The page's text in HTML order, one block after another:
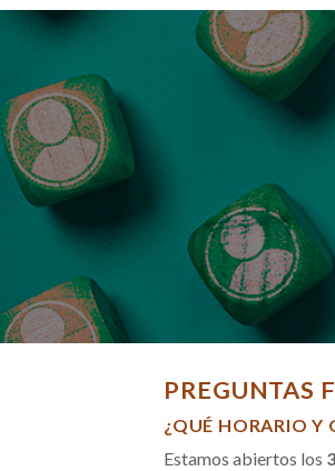
PREGUNTAS
¿QUÉ HORARIO Y
Estamos abiertos los